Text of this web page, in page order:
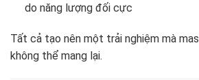
do năng lượng đối cực
Tất cả tạo nên một trải nghiệm mà
không thể mang lại.